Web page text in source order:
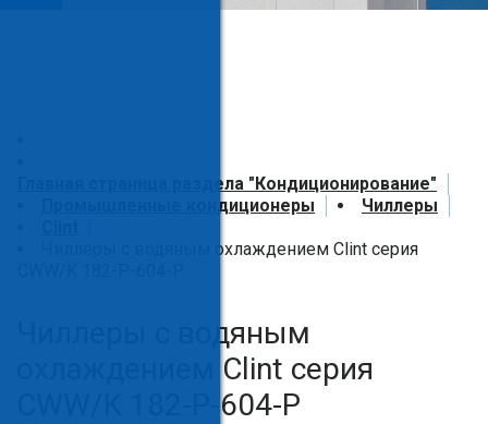
Главная страница раздела "Кондиционирование"
Промышленные кондиционеры
Чиллеры
Чиллеры с водяным охлаждением Clint серия
Чиллеры с водяным
охлаждением Clint серия
CWW/K 182-P-604-P